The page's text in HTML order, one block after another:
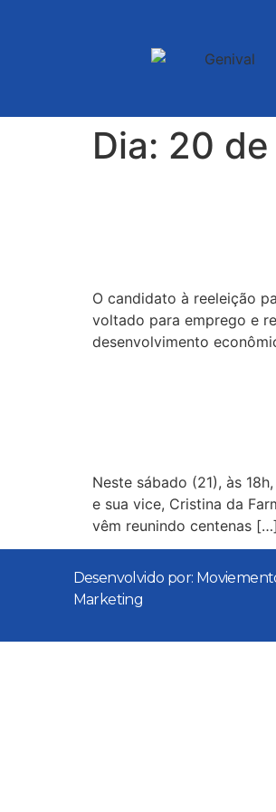
Dia: 20
O candidato à reeleição
voltado para emprego e
desenvolvimento
Neste sábado (21), às
e sua vice, Cristina da
vêm reunindo centenas […]
Desenvolvido por:
Marketing